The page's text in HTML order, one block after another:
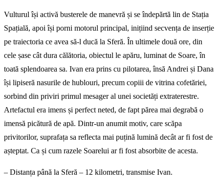
Vulturul își activă busterele de manevră și se îndepărtă lin de Stația
Spațială, apoi își porni motorul principal, inițiind secvența de inserție
pe traiectoria ce avea să-l ducă la Sferă. În ultimele două ore, din
cele șase cât dura călătoria, obiectul le apăru, luminat de Soare, în
toată splendoarea sa. Ivan era prins cu pilotarea, însă Andrei și Dana
își lipiseră nasurile de hublouri, precum copiii de vitrina cofetăriei,
sorbind din priviri primul mesager al unei societăți extraterestre.
Artefactul era imens și perfect neted, de fapt părea mai degrabă o
imensă picătură de apă. Dintr-un anumit motiv, care scăpa
privitorilor, suprafața sa reflecta mai puțină lumină decât ar fi fost de
așteptat. Ca și cum razele Soarelui ar fi fost absorbite de acesta.
– Distanța până la Sferă – 12 kilometri, transmise Ivan.